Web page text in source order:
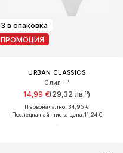
3 в опаковка
ПРОМОЦИЯ
URBAN CLASSICS
Слип ' '
14,99 €(29,32 лв.³)
Първоначално: 34,95 €
Последна най-ниска цена:11,24 €